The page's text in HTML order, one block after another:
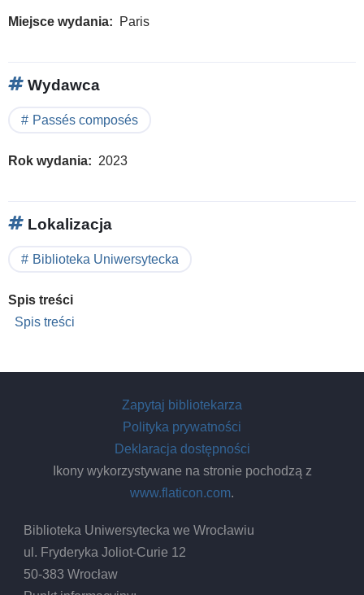
Miejsce wydania Paris
Wydawca
Passés composés
Rok wydania 2023
Lokalizacja
Biblioteka Uniwersytecka
Spis treści
Spis treści
Zapytaj bibliotekarza
Polityka prywatności
Deklaracja dostępności
Ikony wykorzystywane na stronie pochodzą z
www.flaticon.com.
Biblioteka Uniwersytecka we Wrocławiu
ul. Fryderyka Joliot-Curie 12
50-383 Wrocław